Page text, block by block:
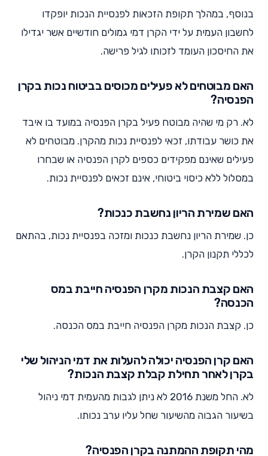
בנוסף, במהלך תקופת הזכאות לפנסיית הנכות יופקדו
לחשבון העמית על ידי הקרן דמי גמולים חודשיים אשר יגדילו
את החיסכון העומד לזכותו לגיל פרישה.
האם מבוטחים לא פעילים מכוסים בביטוח נכות בקרן
הפנסיה?
לא. רק מי שהיה מבוטח פעיל בקרן הפנסיה במועד בו איבד
את כושר עבודתו, זכאי לפנסיית נכות מהקרן. מבוטחים לא
פעילים שאינם מפקידים כספים לקרן הפנסיה או שבחרו
במסלול ללא כיסוי ביטוחי, אינם זכאים לפנסיית נכות.
האם שמירת הריון נחשבת כנכות?
כן. שמירת הריון נחשבת כנכות ומזכה בפנסיית נכות, בהתאם
לכללי תקנון הקרן.
האם קצבת הנכות מקרן הפנסיה חייבת במס
הכנסה?
כן. קצבת הנכות מקרן הפנסיה חייבת במס הכנסה.
האם קרן הפנסיה יכולה להעלות את דמי הניהול שלי
בקרן לאחר תחילת קבלת קצבת הנכות?
לא. החל משנת 2016 לא ניתן לגבות מהעמית דמי ניהול
בשיעור הגבוה מהשיעור שחל עליו ערב נכותו.
מהי תקופת ההמתנה בקרן הפנסיה?